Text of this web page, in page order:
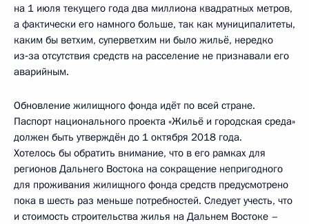
на 1 июля текущего года два миллиона квадратных метров,
а фактически его намного больше, так как муниципалитеты,
каким бы ветхим, суперветхим ни было жильё, нередко
из‑за отсутствия средств на расселение не признавали его
аварийным.
Обновление жилищного фонда идёт по всей стране.
Паспорт национального проекта «Жильё и городская среда»
должен быть утверждён до 1 октября 2018 года.
Хотелось бы обратить внимание, что в его рамках для
регионов Дальнего Востока на сокращение непригодного
для проживания жилищного фонда средств предусмотрено
пока в шесть раз меньше потребностей. Следует учесть, что
и стоимость строительства жилья на Дальнем Востоке –